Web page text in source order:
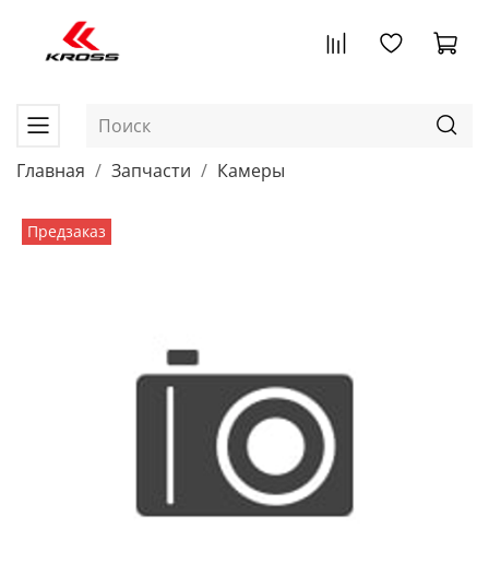
Главная Запчасти Камеры
Предзаказ